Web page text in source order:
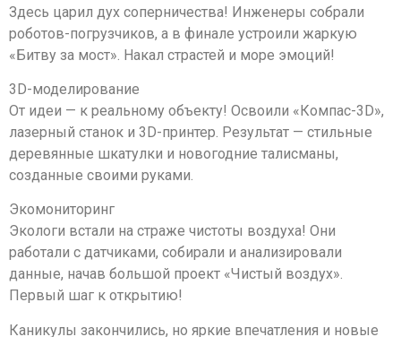
Здесь царил дух соперничества! Инженеры собрали
роботов-погрузчиков, а в финале устроили жаркую
«Битву за мост». Накал страстей и море эмоций!
3D-моделирование
От идеи — к реальному объекту! Освоили «Компас-3D»,
лазерный станок и 3D-принтер. Результат — стильные
деревянные шкатулки и новогодние талисманы,
созданные своими руками.
Экомониторинг
Экологи встали на страже чистоты воздуха! Они
работали с датчиками, собирали и анализировали
данные, начав большой проект «Чистый воздух».
Первый шаг к открытию!
Каникулы закончились, но яркие впечатления и новые